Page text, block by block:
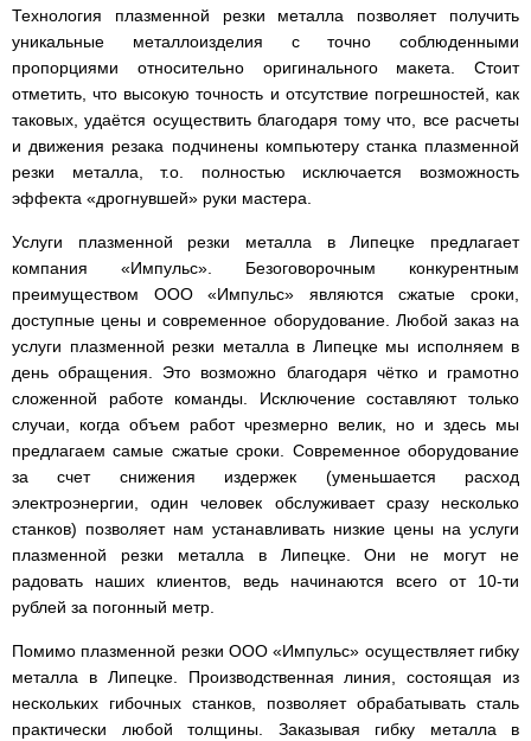
Технология плазменной резки металла позволяет получить
уникальные металлоизделия с точно соблюденными
пропорциями относительно оригинального макета. Стоит
отметить, что высокую точность и отсутствие погрешностей, как
таковых, удаётся осуществить благодаря тому что, все расчеты
и движения резака подчинены компьютеру станка плазменной
резки металла, т.о. полностью исключается возможность
эффекта «дрогнувшей» руки мастера.
Услуги плазменной резки металла в Липецке предлагает
компания «Импульс». Безоговорочным конкурентным
преимуществом ООО «Импульс» являются сжатые сроки,
доступные цены и современное оборудование. Любой заказ на
услуги плазменной резки металла в Липецке мы исполняем в
день обращения. Это возможно благодаря чётко и грамотно
сложенной работе команды. Исключение составляют только
случаи, когда объем работ чрезмерно велик, но и здесь мы
предлагаем самые сжатые сроки. Современное оборудование
за счет снижения издержек (уменьшается расход
электроэнергии, один человек обслуживает сразу несколько
станков) позволяет нам устанавливать низкие цены на услуги
плазменной резки металла в Липецке. Они не могут не
радовать наших клиентов, ведь начинаются всего от 10-ти
рублей за погонный метр.
Помимо плазменной резки ООО «Импульс» осуществляет гибку
металла в Липецке. Производственная линия, состоящая из
нескольких гибочных станков, позволяет обрабатывать сталь
практически любой толщины. Заказывая гибку металла в